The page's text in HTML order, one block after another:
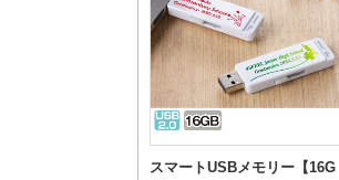
スマートUSBメモリー【16G